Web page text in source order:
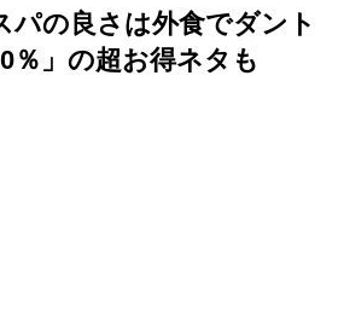
パの良さは外食でダント
」の超お得ネタも